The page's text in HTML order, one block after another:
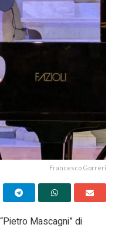
Francesco Gorreri
Mascagni” di